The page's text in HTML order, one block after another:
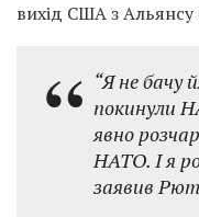
вихід США з
“Я не бачу
покинули
явно
НАТО. І я
заявив